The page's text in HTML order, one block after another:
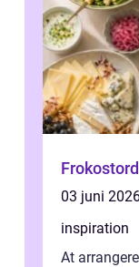
03 juni
inspiration
At